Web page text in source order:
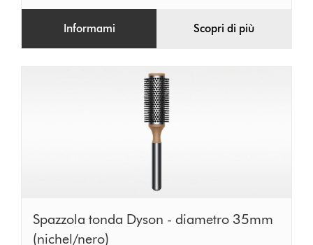
Informami Scopri di più
Spazzola
tonda
Spazzola tonda Dyson - diametro 35mm
(nichel/nero)